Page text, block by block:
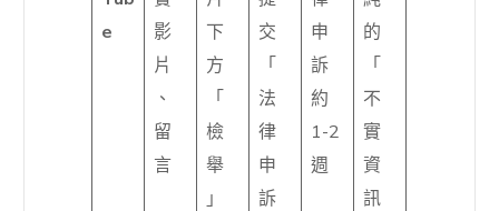
e
影
片
、
留
言
下
方
「
檢
舉
」
交
「
法
律
申
訴
申
訴
約
1-2
週
的
「
不
實
資
訊